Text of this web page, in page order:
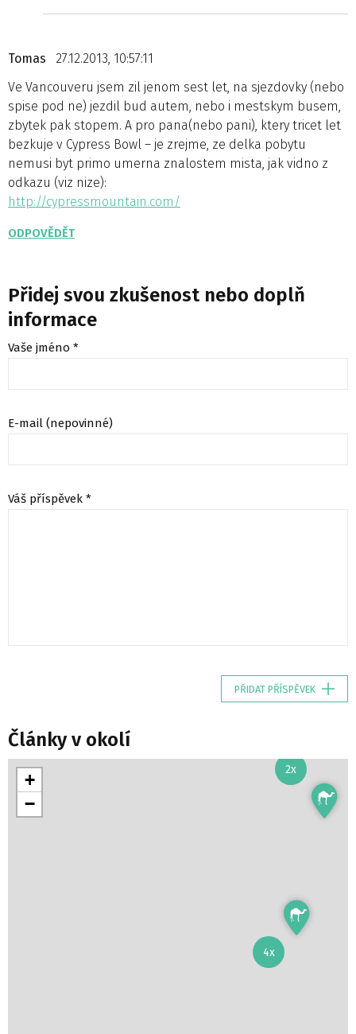
Tomas
27.12.2013, 10:57:11
Ve Vancouveru jsem zil jenom sest let, na sjezdovky (nebo
spise pod ne) jezdil bud autem, nebo i mestskym busem,
zbytek pak stopem. A pro pana(nebo pani), ktery tricet let
bezkuje v Cypress Bowl – je zrejme, ze delka pobytu
nemusi byt primo umerna znalostem mista, jak vidno z
odkazu (viz nize):
http://cypressmountain.com/
ODPOVĚDĚT
Přidej svou zkušenost nebo doplň
informace
Vaše jméno *
E-mail (nepovinné)
Váš příspěvek *
PŘIDAT PŘÍSPĚVEK
Články v okolí
2x
4x
+
−